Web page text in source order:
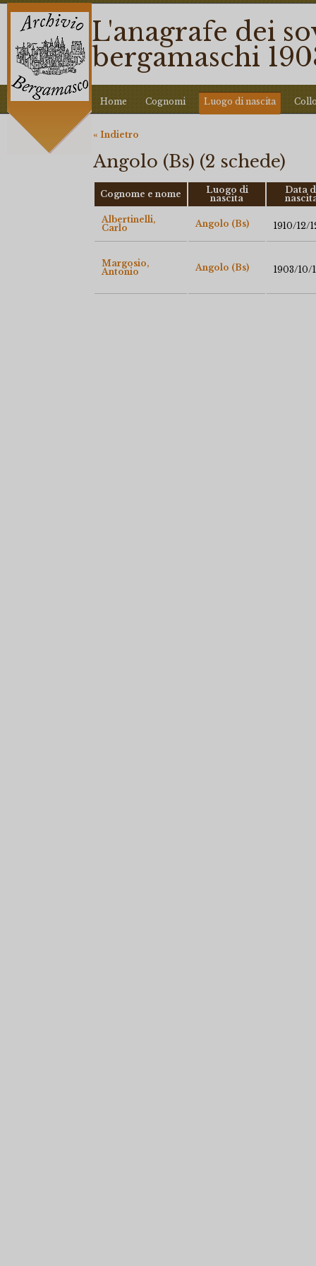
L'anagrafe dei
bergamaschi
Home Cognomi Luogo di nascita
« Indietro
Angolo (Bs) (2 schede)
Cognome e nome
Luogo di
nascita
Data
Albertinelli,
Carlo
Angolo (Bs) 1910/12/
Margosio,
Antonio
Angolo (Bs) 1903/10/